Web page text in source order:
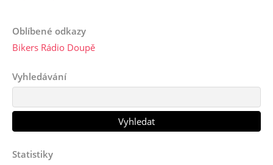
Oblíbené odkazy
Bikers Rádio Doupě
Vyhledávání
Statistiky